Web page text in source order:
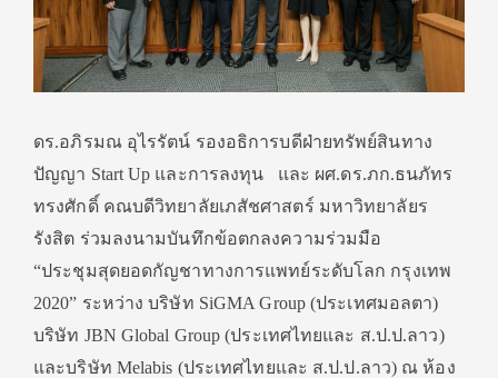
ดร.อภิรมณ อุไรรัตน์ รองอธิการบดีฝ่ายทรัพย์สินทาง
ปัญญา Start Up และการลงทุน และ ผศ.ดร.ภก.ธนภัทร
ทรงศักดิ์ คณบดีวิทยาลัยเภสัชศาสตร์ มหาวิทยาลัยร
รังสิต ร่วมลงนามบันทึกข้อตกลงความร่วมมือ
“ประชุมสุดยอดกัญชาทางการแพทย์ระดับโลก กรุงเทพ
2020” ระหว่าง บริษัท SiGMA Group (ประเทศมอลตา)
บริษัท JBN Global Group (ประเทศไทยและ ส.ป.ป.ลาว)
และบริษัท Melabis (ประเทศไทยและ ส.ป.ป.ลาว) ณ ห้อง